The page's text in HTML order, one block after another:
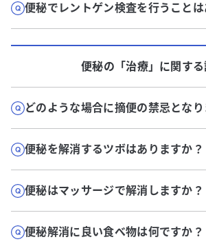
便秘でレントゲン検査を行うことは
便秘の「治療」に関す
どのような場合に摘便の禁忌となり
便秘を解消するツボはありますか？
便秘はマッサージで解消しますか？
便秘解消に良い食べ物は何ですか？